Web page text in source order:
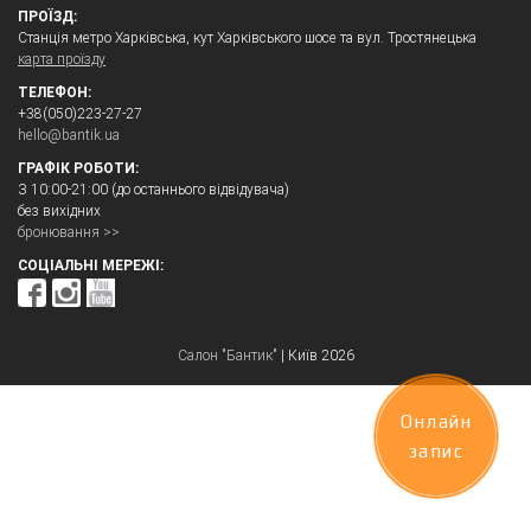
ПРОЇЗД:
Станція метро Харківська, кут Харківського шосе та вул. Тростянецька
карта проїзду
ТЕЛЕФОН:
+38(050)223-27-27
hello@bantik.ua
ГРАФІК РОБОТИ:
З 10:00-21:00 (до останнього відвідувача)
без вихідних
бронювання >>
СОЦІАЛЬНІ МЕРЕЖІ:
Салон "Бантик" | Київ 2026
Онлайн
запис